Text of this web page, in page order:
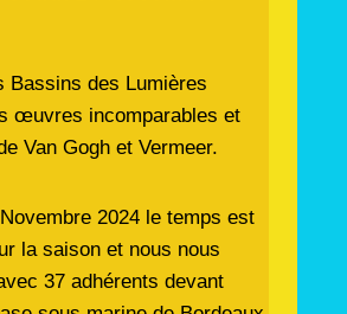
Bassins des Lumières
œuvres incomparables et
Van Gogh et Vermeer.
2024 le temps est
la saison et nous nous
37 adhérents devant